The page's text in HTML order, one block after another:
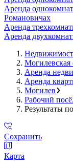
Аренда
Романовичах
Аренда
Аренда
Могилевская
Аренда
Аренда
Могилев
Рабочий
Результаты
Сохранить
Карта